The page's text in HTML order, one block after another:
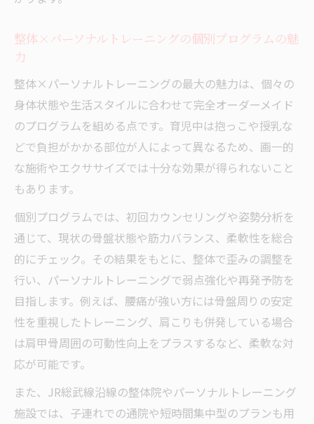
整体×パーソナルトレーニングの個別プログラムの魅
力
整体×パーソナルトレーニングの最大の魅力は、個々の
身体状態や生活スタイルに合わせて完全オーダーメイド
のプログラムを組める点です。育児中は抱っこや授乳な
どで負担がかかる部位が人によって異なるため、画一的
な施術やエクササイズでは十分な効果が得られないこと
もあります。
個別プログラムでは、初回カウンセリングや姿勢分析を
通じて、現状の骨盤状態や筋力バランス、柔軟性を総合
的にチェック。その結果をもとに、整体で歪みの調整を
行い、パーソナルトレーニングで弱点強化や再発予防を
目指します。例えば、腰痛が強い方には骨盤周りの安定
性を重視したトレーニング、肩こりも併発している場合
は肩甲骨周囲の可動性向上をプラスするなど、柔軟な対
応が可能です。
また、JR総武線沿線の整体院やパーソナルトレーニング
施設では、子連れでの通院や短時間集中型のプランも用